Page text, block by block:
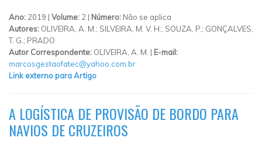
Ano: 2019 | Volume: 2 | Número: Não se aplica
Autores: OLIVEIRA, A. M.; SILVEIRA, M. V. H.; SOUZA, P.; GONÇALVES,
T. G.; PRADO
Autor Correspondente: OLIVEIRA, A. M. | E-mail:
marcosgestaofatec@yahoo.com.br
Link externo para Artigo
A LOGÍSTICA DE PROVISÃO DE BORDO PARA
NAVIOS DE CRUZEIROS